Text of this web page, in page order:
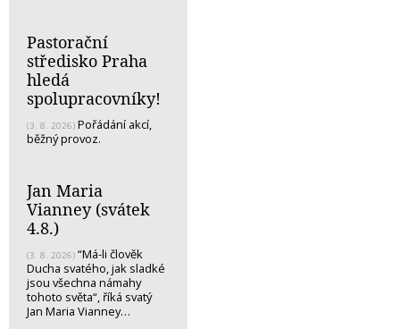
Pastorační
středisko Praha
hledá
spolupracovníky!
(3. 8. 2026) Pořádání akcí,
běžný provoz.
Jan Maria
Vianney (svátek
4.8.)
(3. 8. 2026) “Má-li člověk
Ducha svatého, jak sladké
jsou všechna námahy
tohoto světa“, říká svatý
Jan Maria Vianney…